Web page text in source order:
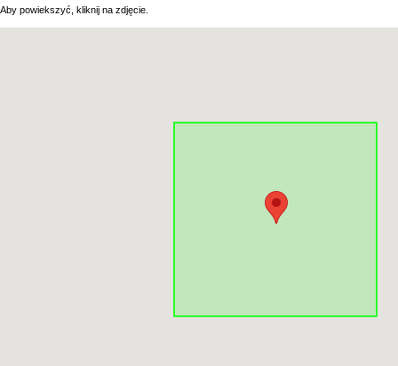
Aby powiekszyć, kliknij na zdjęcie.